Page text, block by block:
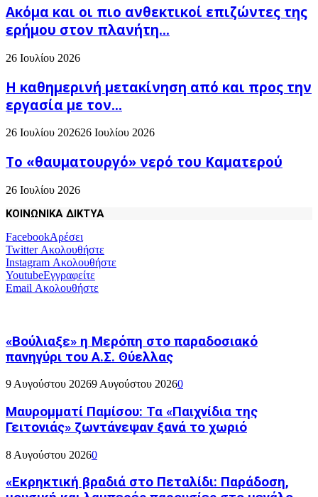
Ακόμα και οι πιο ανθεκτικοί επιζώντες της
ερήμου στον πλανήτη...
26 Ιουλίου 2026
H καθημερινή μετακίνηση από και προς την
εργασία με τον...
26 Ιουλίου 202626 Ιουλίου 2026
Το «θαυματουργό» νερό του Καματερού
26 Ιουλίου 2026
ΚΟΙΝΩΝΙΚΑ ΔΙΚΤΥΑ
FacebookΑρέσει
TwitterΑκολουθήστε
Instagram Ακολουθήστε
YoutubeΕγγραφείτε
Email Ακολουθήστε
«Βούλιαξε» η Μερόπη στο παραδοσιακό
πανηγύρι του Α.Σ. Θύελλας
9 Αυγούστου 20269 Αυγούστου 20260
Μαυρομματί Παμίσου: Τα «Παιχνίδια της
Γειτονιάς» ζωντάνεψαν ξανά το χωριό
8 Αυγούστου 20260
«Εκρηκτική βραδιά στο Πεταλίδι: Παράδοση,